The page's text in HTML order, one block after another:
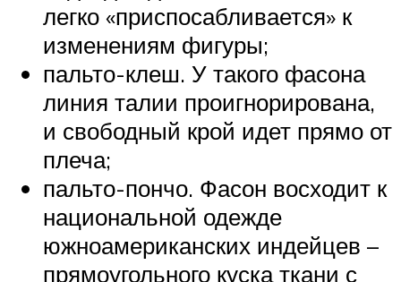
легко «приспосабливается» к
изменениям фигуры;
пальто-клеш. У такого фасона
линия талии проигнорирована,
и свободный крой идет прямо от
плеча;
пальто-пончо. Фасон восходит к
национальной одежде
южноамериканских индейцев –
прямоугольного куска ткани с